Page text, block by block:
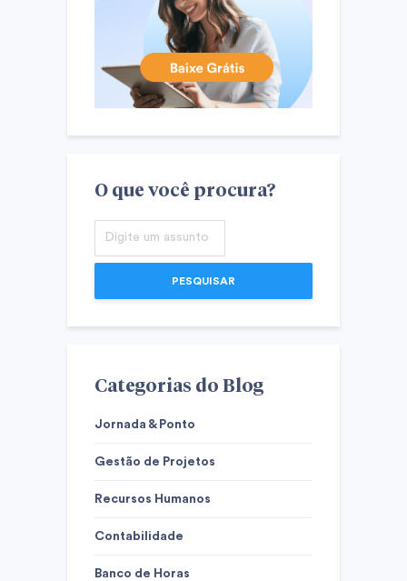
O que você procura?
PESQUISAR
Categorias do Blog
Jornada & Ponto
Gestão de Projetos
Recursos Humanos
Contabilidade
Banco de Horas